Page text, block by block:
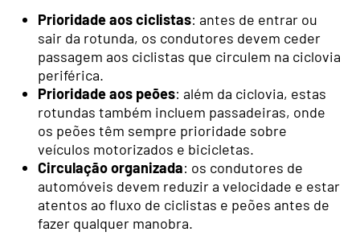
Prioridade aos ciclistas: antes de entrar ou
sair da rotunda, os condutores devem ceder
passagem aos ciclistas que circulem na ciclovia
periférica.
Prioridade aos peões: além da ciclovia, estas
rotundas também incluem passadeiras, onde
os peões têm sempre prioridade sobre
veículos motorizados e bicicletas.
Circulação organizada: os condutores de
automóveis devem reduzir a velocidade e estar
atentos ao fluxo de ciclistas e peões antes de
fazer qualquer manobra.